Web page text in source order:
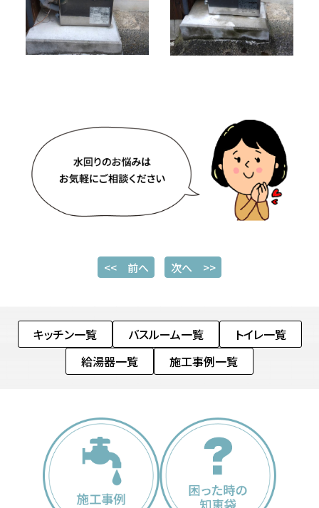
<< 前へ 次へ >>
キッチン一覧 バスルーム一覧
トイレ一覧
給湯器一覧
施工事例一覧